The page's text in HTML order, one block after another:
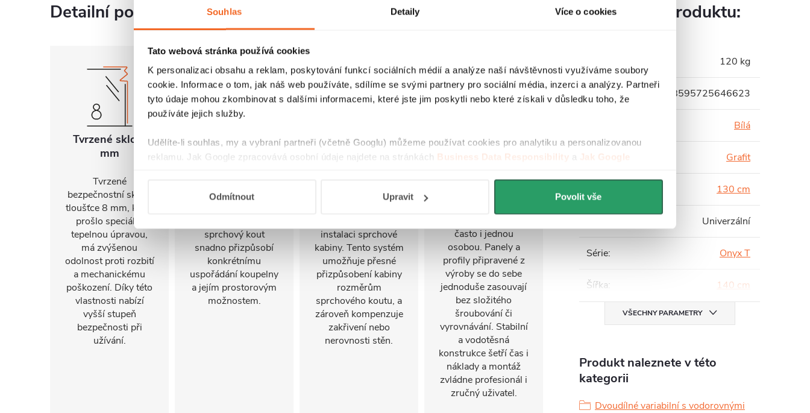
Souhlas Detaily Více o cookies
Tato webová stránka používá cookies
K personalizaci obsahu a reklam, poskytování funkcí sociálních médií a analýze naší návštěvnosti využíváme soubory
cookie. Informace o tom, jak náš web používáte, sdílíme se svými partnery pro sociální média, inzerci a analýzy. Partneři
tyto údaje mohou zkombinovat s dalšími informacemi, které jste jim poskytli nebo které získali v důsledku toho, že
používáte jejich služby.
Udělíte-li souhlas, my a vybraní partneři (včetně Googlu) můžeme používat cookies pro analytiku a personalizovanou
reklamu. Jak Google zpracovává osobní údaje najdete na stránkách Business Data Responsibility a Jak Google
Odmítnout Upravit Povolit vše
Detailní popis produktu
Tvrzené sklo 8
mm
Tvrzené
bezpečnostní sklo o
tloušťce 8 mm, které
prošlo speciální
tepelnou úpravou,
má zvýšenou
odolnost proti rozbití
a mechanickému
poškození. Díky této
vlastnosti nabízí
vyšší stupeň
bezpečnosti při
užívání.
Univerzální
montáž
umožňuje instalaci
sprchový kout
snadno přizpůsobí
konkrétnímu
uspořádání koupelny
a jejím prostorovým
možnostem.
Nastavitelný
stěnový profil
možností nastavení
instalaci sprchové
kabiny. Tento systém
umožňuje přesné
přizpůsobení kabiny
rozměrům
sprchového koutu, a
zároveň kompenzuje
zakřivení nebo
nerovnosti stěn.
FastInstall
montážní systém pro
často i jednou
osobou. Panely a
profily připravené z
výroby se do sebe
jednoduše zasouvají
bez složitého
šroubování či
vyrovnávání. Stabilní
a vodotěsná
konstrukce šetří čas i
náklady a montáž
zvládne profesionál i
zručný uživatel.
Parametry produktu:
120 kg
EAN: 8595725646623
Bílá
Barva skla Grafit
Hloubka 130 cm
Univerzální
Série: Onyx T
Šířka: 140 cm
VŠECHNY PARAMETRY
Produkt naleznete v této
kategorii
Dvoudílné variabilní s vodorovnými